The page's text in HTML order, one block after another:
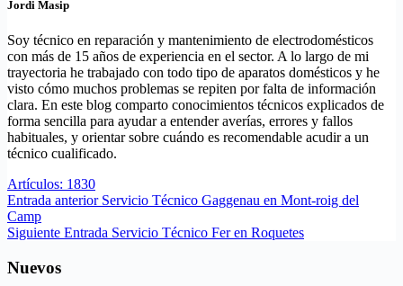
Jordi Masip
Soy técnico en reparación y mantenimiento de electrodomésticos
con más de 15 años de experiencia en el sector. A lo largo de mi
trayectoria he trabajado con todo tipo de aparatos domésticos y he
visto cómo muchos problemas se repiten por falta de información
clara. En este blog comparto conocimientos técnicos explicados de
forma sencilla para ayudar a entender averías, errores y fallos
habituales, y orientar sobre cuándo es recomendable acudir a un
técnico cualificado.
Artículos: 1830
Entrada anterior Servicio Técnico Gaggenau en Mont-roig del
Camp
Siguiente Entrada Servicio Técnico Fer en Roquetes
Nuevos